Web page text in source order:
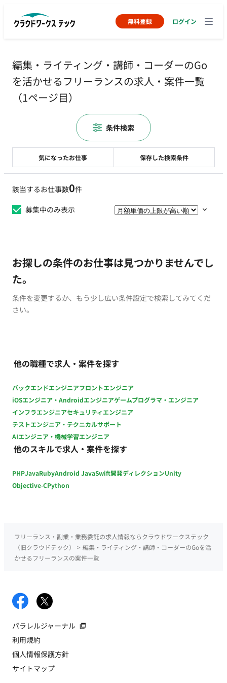
無料登録 ログイン
編集・ライティング・講師・コーダーのGo
を活かせるフリーランスの求人・案件一覧
（1ページ目）
該当するお仕事数0件
募集中のみ表示
お探しの条件のお仕事は見つかりませんでし
た。
条件を変更するか、もう少し広い条件設定で検索してみてくだ
さい。
他の職種で求人・案件を探す
バックエンドエンジニアフロントエンジニア
iOSエンジニア・Androidエンジニアゲームプログラマ・エンジニア
インフラエンジニアセキュリティエンジニア
テストエンジニア・テクニカルサポート
AIエンジニア・機械学習エンジニア
他のスキルで求人・案件を探す
PHPJavaRubyAndroid JavaSwift開発ディレクションUnity
Objective-CPython
気になったお仕事 保存した検索条件
条件検索
フリーランス・副業・業務委託の求人情報ならクラウドワークステック
（旧クラウドテック）
> 編集・ライティング・講師・コーダーのGoを活
かせるフリーランスの案件一覧
パラレルジャーナル
利用規約
個人情報保護方針
サイトマップ